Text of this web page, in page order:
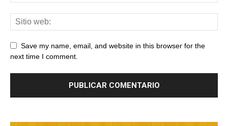
Save my name, email, and website in this browser for the
next time I comment.